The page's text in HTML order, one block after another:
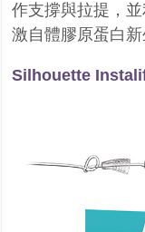
作支撐與拉提，
激自體膠原蛋白新
Silhouette